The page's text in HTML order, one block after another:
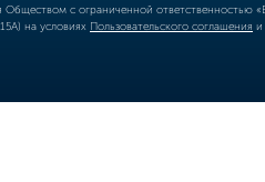
Обществом с ограниченной
на условиях Пользовательского соглашения и